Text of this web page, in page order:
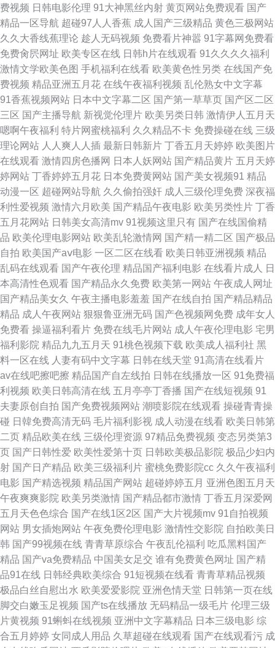
一本道影院 成人社区东京热 91视频内射在线 精品二区 日本精品制服诱惑素
人 国产精品酒店久久久 美女扣出水视频网站 亚洲第一色导航 人人爱夜夜 97
视频成人专区 精品精品精品精品 日本伦理 97国产成人精品视频 淫荡一97资
源站 欧美黄免费观看 在线自慰 色mm综合日韩撸一撸 超碰在线欧美性爱 老
湿机福利免费试看 婷婷精品免费久久 久久永久人妻精品 久久三级三级三级
亚洲成人精品A∨ 亚洲天天爽 成人副利 狼友天堂无码视频网站 性爱91 欧美
视频一区 97影院 精品产品综合 日本色高清播放 91久久精品91福利 狠狠六
月天婷婷综合 日韩有码专区一区二区 综合精品综合综合推荐 91大片的免费
观看 国产日韩欧美黄 色阁网99 人人超碰av 九一巨炮 青青草一本道国一二
玖玖九九 先锋影音欧美 91九色熟女 精品国产在现自拍 含羞草色在线 狠狠干
屄色网 国产观看 国产综合九九久久 国产精品久久艹 草莓视频直接看 爱爱福
利影院 91色色在线 91抖阴快播在线 91草网 91cn查询永久 91中文字幕在线
观看 av男人社区 色综合97 青青草原淫院 久久精品福利资源站 欧美日韩亚洲
综合网站 超碰人妻色图 网站AV 91v在线观看 老湿机午夜视频app 伊人精品
综合网 91华人精品在线视频 黄色一片一区 人性交BB 精品成人无码 九一传
媒mv 精品五月丁香婷婷一区 欧美浮力第9页 欧美综合国产日韩 日韩精品97
精品 深夜福利在线观看影院 无码超碰亚洲 午夜岛国福利影院 性爱一区无码
性爱AV免费看 91传媒在线观看 国产TS人妖性爱 国精品人伦一区二区三区蜜
桃 久久久综合网 狼友视频在线观看一区二区三区 人人操人人艹 碰碰性AV
91变态网站视 91九色首页精品 91色免费 91破解版在线观看 91无码免费 91
小视频网站 91熊猫网站 91亚洲色 99福利激情 99精品自拍视频 国产免费五
费视频 日韩电影伦理 91大神黑丝内射 黄页网站免费观看 国产
精品一区导航 超碰97人人香蕉 成人国产三级精品 黄色三极网站
久久大香线蕉理论 趁人无码视频 免费看片神嚣 91字幕网免费看
免费肏屄网址 欧美专区在线 日韩h片在线观看 91久久久久福利
激情文学欧美色图 手机福利在线看 欧美黄色性另类 在线国产免
费视频 精品亚洲五月花 在线午夜福利视频 乱伦熟女中文字幕
91香蕉视频网站 日本中文字幕二区 国产第一草草页 国产区二区
三区 国产主播导航 新视觉伦理片 欧美另类日韩 激情伊人五月天
嗯啊午夜福利 特片网蜜桃福利 久久精品不卡 免费操碰在线 三级
理论网站 人人爽人人插 最新日韩新片 丁香五月天婷婷 欧美图片
在线观看 激情四房色播网 日本人妖网站 国产精品黄片 五月天婷
婷网站 丁香婷婷五月花 日本免费黄网站 国产美女视频91 精品
动漫一区 超碰网站导航 久久偷拍强奸 成人三级伦理免费 深夜福
利性爱视频 激情六月欧美 国产精品午夜电影 欧美另类性片 丁香
五月花网站 日韩美女高清mv 91视频这里只有 国产在线国偷精
品 欧美伦理电影网站 欧美乱轮激情网 国产精一精二区 国产极品
自拍 欧美国产aⅴ电影 一区二区在线看 欧美日韩亚洲视频 精品
乱码在线观看 国产午夜伦理 精品国产福利电影 在线看片成人
日
本高清性色观看 国产精品永久免费 欧美第一网站 午夜成人网址
国产精品美女久 午夜主播电影羞羞 国产在线自拍 国产精品精品
精品 成人午夜网站 狠狠鲁亚洲无码 国产色视频网免费 成年女人
免费看 操逼福利看片 免费在线毛片网站 成人午夜伦理电影 宅男
福利影院 精品九九五月天 91桃色视频下载 欧美成人福利社 黑
料一区在线 人妻有码中文字幕 日韩在线天堂 91高清在线看片
av在线吧擦吧擦 精品国产自左线拍 日韩在线播放一区 91免费福
利视频 欧美日韩高清在线 五月亭亭丁香播 国产在线短视频 91
夫妻原创自拍 国产免费视频网站 潮喷影院在线观看 操碰青青操
碰 日韓免费高清无码 毛片福利影视 成人动漫在线看 欧美日韩第
二页 精品欧美在线 三级伦理资源 97精品免费视频 变态另类第3
页 国产日韩性爱 欧美性爱第十页 日韩欧美极品影院 极品少妇内
射 国产日产精品 欧美三级福利片 蜜桃免费影院cc 久久午夜福利
电影 国产精选视频 精品国产网站 超碰婷婷五月 亚洲色图五月天
午夜爽爽影院 欧美另类激情 国产精品都市激情 丁香五月深爱网
五月天色色综合 国产在线1区2区 国产大片视频mv 91自拍视频
网站 男女插炮网站 午夜免费伦理电影 激情性交影院 自拍欧美日
韩 国产99视频在线 青青草原综合 午夜乱伦福利 吃瓜黑料国产
精品 国产va免费精品 中国美女足交 谁有免费黄色网址 国产精
品91在线 日韩经典欧美综合 91短视频在线看 青青草精品视频
极品白丝自慰出水 欧美爱爱影院 亚洲色情天堂 日韩第一页在线
脚交白嫩玉足视频 国产ts在线播放 无码精品一级毛片 伦理三级
片黄视频 91蝌蚪在线视频 亚洲中文字幕精品 日本三级电影 综
合五月婷婷 女同成人用品 久草超碰在线观看 国产在线观看污 成